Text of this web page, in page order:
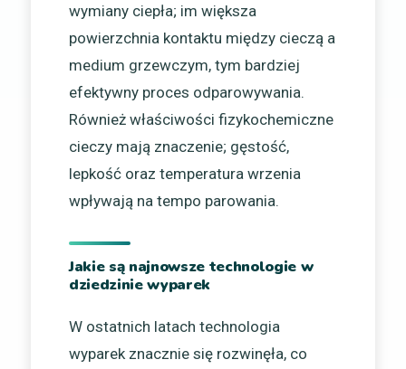
wymiany ciepła; im większa
powierzchnia kontaktu między cieczą a
medium grzewczym, tym bardziej
efektywny proces odparowywania.
Również właściwości fizykochemiczne
cieczy mają znaczenie; gęstość,
lepkość oraz temperatura wrzenia
wpływają na tempo parowania.
Jakie są najnowsze technologie w
dziedzinie wyparek
W ostatnich latach technologia
wyparek znacznie się rozwinęła, co